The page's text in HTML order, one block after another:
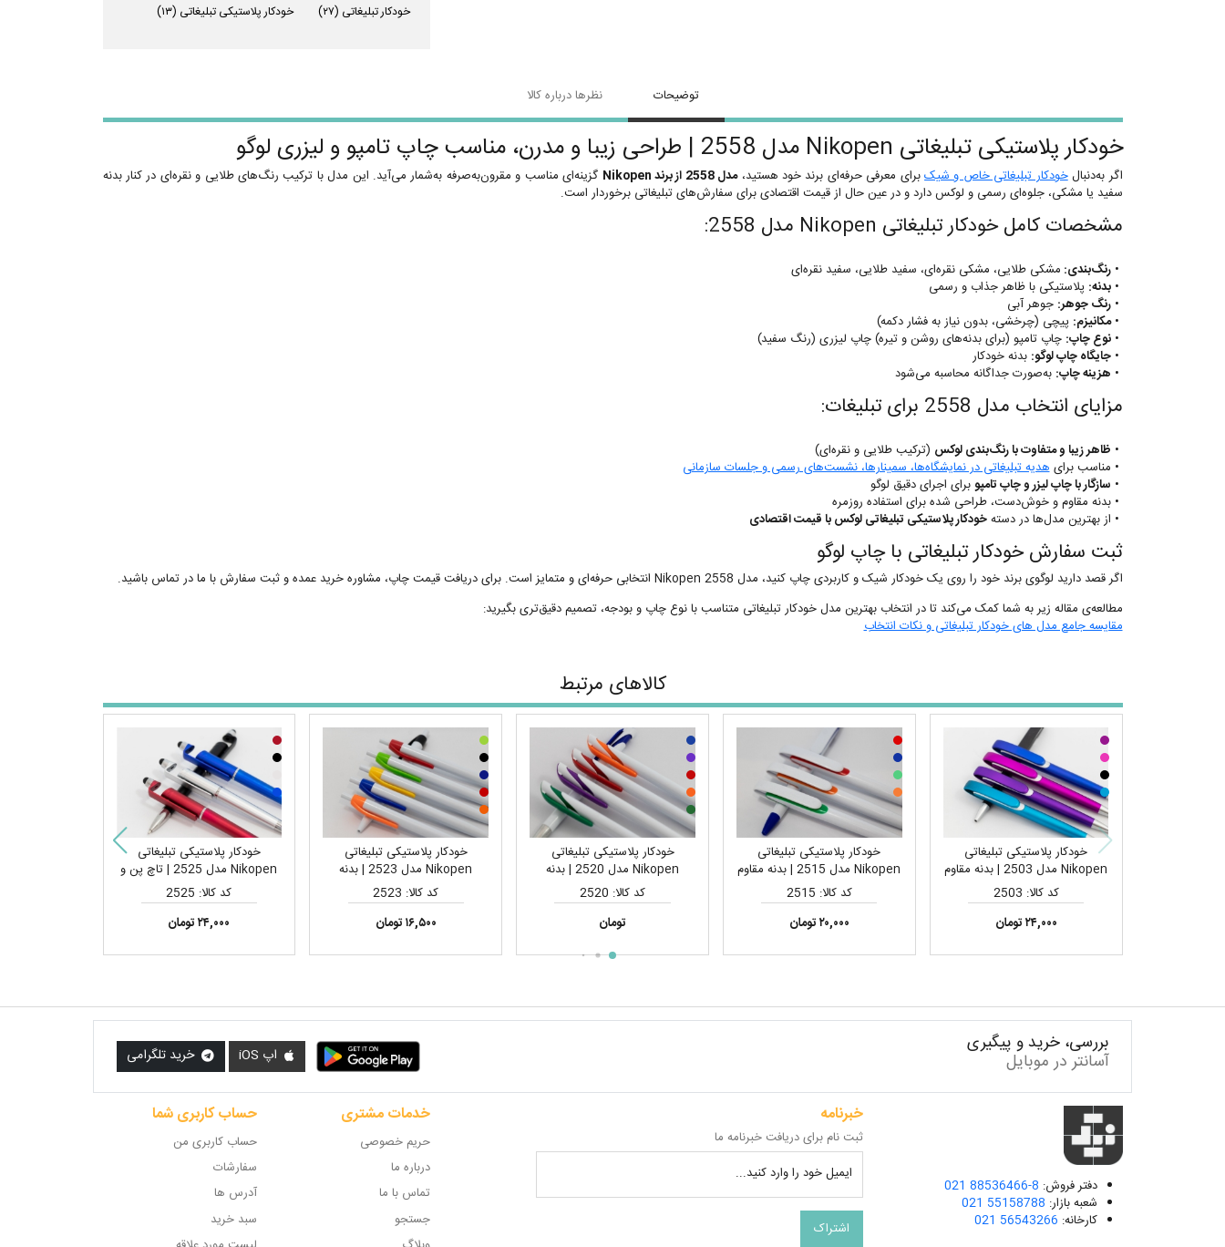
خودکار تبلیغاتی (۲۷) خودکار پلاستیکی تبلیغاتی (۱۳)
توضیحات نظرها درباره کالا
خودکار پلاستیکی تبلیغاتی Nikopen مدل 2558 | طراحی زیبا و مدرن، مناسب چاپ تامپو و لیزری لوگو
اگر به‌دنبالخودکار تبلیغاتی خاص و شیکبرای معرفی حرفه‌ای برند خود هستید،مدل 2558 از برند Nikopen
گزینه‌ای مناسب و مقرون‌به‌صرفه به‌شمار می‌آید. این مدل با ترکیب رنگ‌های طلایی و نقره‌ای در کنار بدنه
سفید یا مشکی، جلوه‌ای رسمی و لوکس دارد و در عین حال از قیمت اقتصادی برای سفارش‌های تبلیغاتی برخوردار است.
مشخصات کامل خودکار تبلیغاتی Nikopen مدل 2558:
•رنگ‌بندی: مشکی طلایی، مشکی نقره‌ای، سفید طلایی، سفید نقره‌ای
•بدنه: پلاستیکی با ظاهر جذاب و رسمی
•رنگ جوهر: جوهر آبی
•مکانیزم: پیچی (چرخشی، بدون نیاز به فشار دکمه)
•نوع چاپ: چاپ تامپو (برای بدنه‌های روشن و تیره) چاپ لیزری (رنگ سفید)
•جایگاه چاپ لوگو: بدنه خودکار
• هزینه چاپ: به‌صورت جداگانه محاسبه می‌شود
مزایای انتخاب مدل 2558 برای تبلیغات:
• ظاهر زیبا و متفاوت با رنگ‌بندی لوکس (ترکیب طلایی و نقره‌ای)
• مناسب برایهدیه تبلیغاتی در نمایشگاه‌ها، سمینارها، نشست‌های رسمی و جلسات سازمانی
• سازگار با چاپ لیزر و چاپ تامپوبرای اجرای دقیق لوگو
• بدنه مقاوم و خوش‌دست، طراحی شده برای استفاده روزمره
• از بهترین مدل‌ها در دستهخودکار پلاستیکی تبلیغاتی لوکس با قیمت اقتصادی
ثبت سفارش خودکار تبلیغاتی با چاپ لوگو
اگر قصد دارید لوگوی برند خود را روی یک خودکار شیک و کاربردی چاپ کنید، مدل Nikopen 2558 انتخابی حرفه‌ای و متمایز است. برای دریافت قیمت چاپ، مشاوره خرید عمده و ثبت سفارش با ما در تماس باشید.
مطالعه‌ی مقاله زیر به شما کمک می‌کند تا در انتخاب بهترین مدل خودکار تبلیغاتی متناسب با نوع چاپ و بودجه، تصمیم دقیق‌تری بگیرید:
مقایسه جامع مدل های خودکار تبلیغاتی و نکات انتخاب
کالاهای مرتبط
خودکار پلاستیکی تبلیغاتی
Nikopen مدل 2503 | بدنه مقاوم
و سبک، مناسب چاپ تامپو لوگو
کد کالا: 2503
۲۴,۰۰۰ تومان
خودکار پلاستیکی تبلیغاتی
Nikopen مدل 2515 | بدنه مقاوم
و سبک، مناسب چاپ تامپو و
لیزری لوگو
کد کالا: 2515
۲۰,۰۰۰ تومان
خودکار پلاستیکی تبلیغاتی
Nikopen مدل 2520 | بدنه
سفید، قیمت اقتصادی، مناسب
چاپ تامپو و لیزری لوگو
کد کالا: 2520
تومان
خودکار پلاستیکی تبلیغاتی
Nikopen مدل 2523 | بدنه
سفید، قیمت اقتصادی، مناسب
چاپ تامپو و لیزری لوگو
کد کالا: 2523
۱۶,۵۰۰ تومان
خودکار پلاستیکی تبلیغاتی
Nikopen مدل 2525 | تاچ پن و
هولدر موبایل، مناسب چاپ تامپو
لوگو
کد کالا: 2525
۲۴,۰۰۰ تومان
بررسی، خرید و پیگیری
آسانتر در موبایل اپ iOS خرید تلگرامی
دفتر فروش: 021 88536466-8
شعبه بازار: 021 55158788
کارخانه: 021 56543266
خبرنامه
ثبت نام برای دریافت خبرنامه ما
ایمیل خود را وارد کنید...
اشتراک
خدمات مشتری
حریم خصوصی
درباره ما
تماس با ما
جستجو
حساب کاربری شما
حساب کاربری من
سفارشات
آدرس ها
سبد خرید